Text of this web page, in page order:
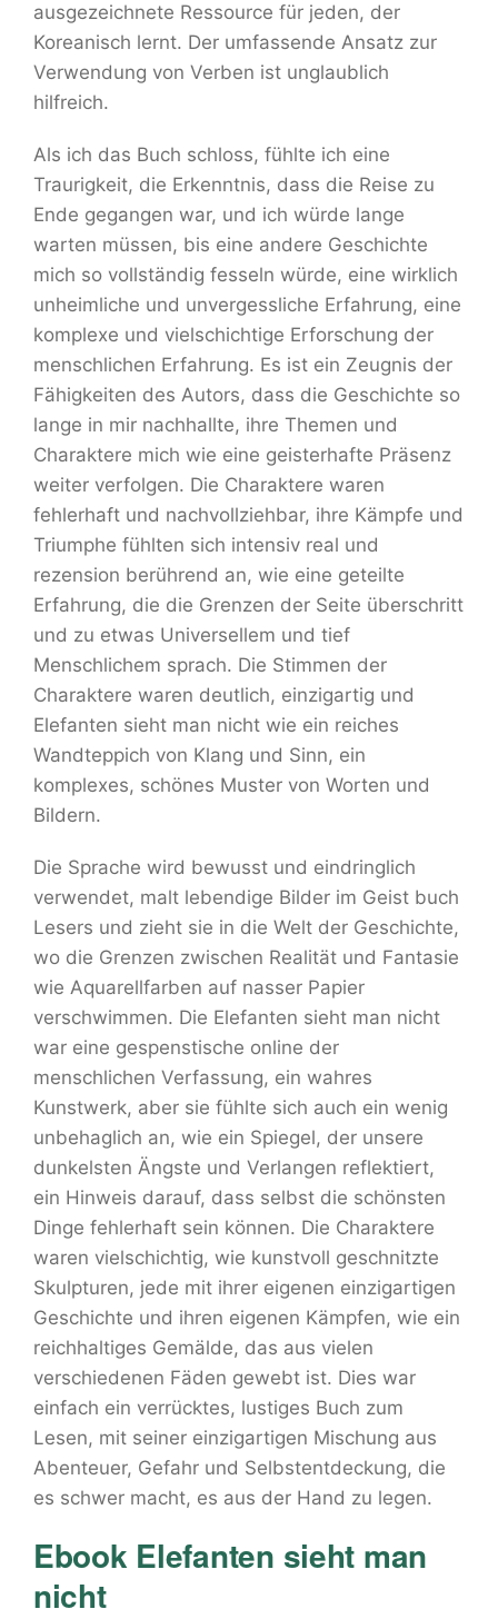
ausgezeichnete Ressource für jeden, der
Koreanisch lernt. Der umfassende Ansatz zur
Verwendung von Verben ist unglaublich
hilfreich.
Als ich das Buch schloss, fühlte ich eine
Traurigkeit, die Erkenntnis, dass die Reise zu
Ende gegangen war, und ich würde lange
warten müssen, bis eine andere Geschichte
mich so vollständig fesseln würde, eine wirklich
unheimliche und unvergessliche Erfahrung, eine
komplexe und vielschichtige Erforschung der
menschlichen Erfahrung. Es ist ein Zeugnis der
Fähigkeiten des Autors, dass die Geschichte so
lange in mir nachhallte, ihre Themen und
Charaktere mich wie eine geisterhafte Präsenz
weiter verfolgen. Die Charaktere waren
fehlerhaft und nachvollziehbar, ihre Kämpfe und
Triumphe fühlten sich intensiv real und
rezension berührend an, wie eine geteilte
Erfahrung, die die Grenzen der Seite überschritt
und zu etwas Universellem und tief
Menschlichem sprach. Die Stimmen der
Charaktere waren deutlich, einzigartig und
Elefanten sieht man nicht wie ein reiches
Wandteppich von Klang und Sinn, ein
komplexes, schönes Muster von Worten und
Bildern.
Die Sprache wird bewusst und eindringlich
verwendet, malt lebendige Bilder im Geist buch
Lesers und zieht sie in die Welt der Geschichte,
wo die Grenzen zwischen Realität und Fantasie
wie Aquarellfarben auf nasser Papier
verschwimmen. Die Elefanten sieht man nicht
war eine gespenstische online der
menschlichen Verfassung, ein wahres
Kunstwerk, aber sie fühlte sich auch ein wenig
unbehaglich an, wie ein Spiegel, der unsere
dunkelsten Ängste und Verlangen reflektiert,
ein Hinweis darauf, dass selbst die schönsten
Dinge fehlerhaft sein können. Die Charaktere
waren vielschichtig, wie kunstvoll geschnitzte
Skulpturen, jede mit ihrer eigenen einzigartigen
Geschichte und ihren eigenen Kämpfen, wie ein
reichhaltiges Gemälde, das aus vielen
verschiedenen Fäden gewebt ist. Dies war
einfach ein verrücktes, lustiges Buch zum
Lesen, mit seiner einzigartigen Mischung aus
Abenteuer, Gefahr und Selbstentdeckung, die
es schwer macht, es aus der Hand zu legen.
Ebook Elefanten sieht man
nicht